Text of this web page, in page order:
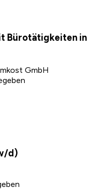
Bürotätigkeiten in
GmbH
d)